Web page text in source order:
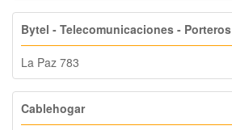
Bytel - Telecomunicaciones - Porteros
La Paz 783
Cablehogar